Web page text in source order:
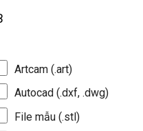
Artcam (.art)
Autocad (.dxf, .dwg)
File mẫu (.stl)